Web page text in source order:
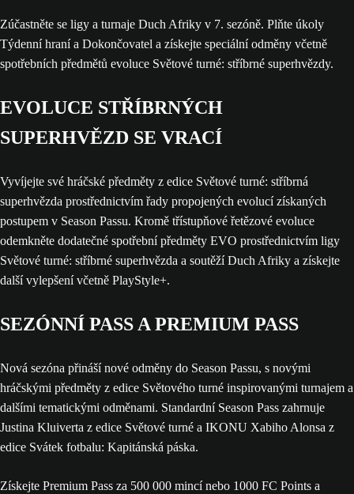
Zúčastněte se ligy a turnaje Duch Afriky v 7. sezóně. Plňte úkoly
Týdenní hraní a Dokončovatel a získejte speciální odměny včetně
spotřebních předmětů evoluce Světové turné: stříbrné superhvězdy.
EVOLUCE STŘÍBRNÝCH
SUPERHVĚZD SE VRACÍ
Vyvíjejte své hráčské předměty z edice Světové turné: stříbrná
superhvězda prostřednictvím řady propojených evolucí získaných
postupem v Season Passu. Kromě třístupňové řetězové evoluce
odemkněte dodatečné spotřební předměty EVO prostřednictvím ligy
Světové turné: stříbrné superhvězda a soutěží Duch Afriky a získejte
další vylepšení včetně PlayStyle+.
SEZÓNNÍ PASS A PREMIUM PASS
Nová sezóna přináší nové odměny do Season Passu, s novými
hráčskými předměty z edice Světového turné inspirovanými turnajem a
dalšími tematickými odměnami. Standardní Season Pass zahrnuje
Justina Kluiverta z edice Světové turné a IKONU Xabiho Alonsa z
edice Svátek fotbalu: Kapitánská páska.
Získejte Premium Pass za 500 000 mincí nebo 1000 FC Points a